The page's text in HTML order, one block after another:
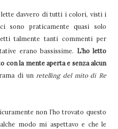
davvero di tutti i colori, visti i
sono praticamente quasi solo
talmente tanti commenti per
erano bassissime. L’ho letto
con la mente aperta e senza alcun
di un retelling del mito di Re
non l’ho trovato questo
modo mi aspettavo e che le